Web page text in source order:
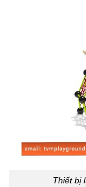
Thiết bị